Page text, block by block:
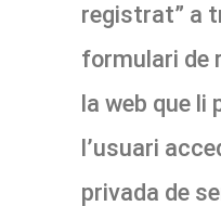
registrat” a
formulari de
la web que li
l’usuari
privada de